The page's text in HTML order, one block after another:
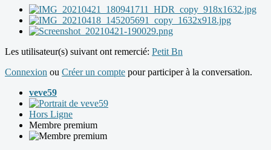
Les utilisateur(s) suivant ont remercié: Petit Bn
Connexion ou Créer un compte pour participer à la conversation.
veve59
Hors Ligne
Membre premium